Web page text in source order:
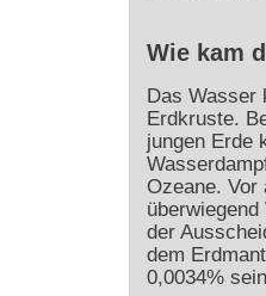
Wie kam
Das Wasser
Erdkruste.
jungen Erde
Ozeane. Vor
der
dem
0,0034%